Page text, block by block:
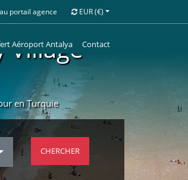
portail agence EUR(€)
Aéroport Antalya Contact
Village
en Turquie
CHERCHER